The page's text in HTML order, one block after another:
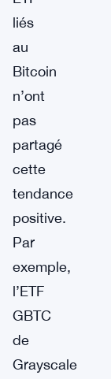
liés
au
Bitcoin
n’ont
pas
partagé
cette
tendance
positive.
Par
exemple,
l’ETF
GBTC
de
Grayscale